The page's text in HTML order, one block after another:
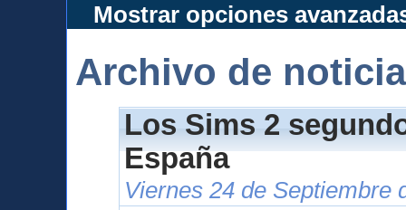
Mostrar opciones
Archivo de
Los Sims 2
España
Viernes 24 de Septiembre